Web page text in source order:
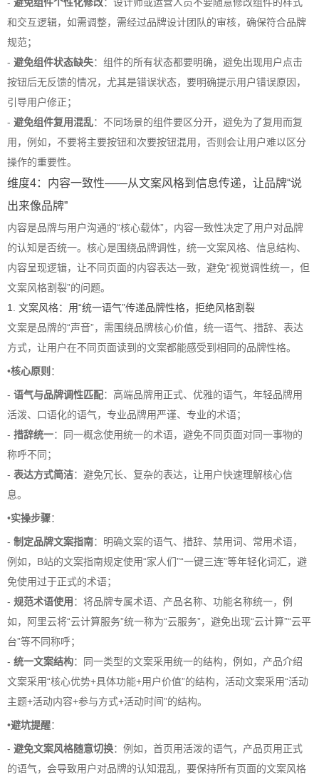
和交互逻辑，如需调整，需经过品牌设计团队的审核，确保符合品牌
规范；
- 避免组件状态缺失：组件的所有状态都要明确，避免出现用户点击
按钮后无反馈的情况，尤其是错误状态，要明确提示用户错误原因，
引导用户修正；
- 避免组件复用混乱：不同场景的组件要区分开，避免为了复用而复
用，例如，不要将主要按钮和次要按钮混用，否则会让用户难以区分
操作的重要性。
维度4：内容一致性——从文案风格到信息传递，让品牌“说
出来像品牌”
内容是品牌与用户沟通的“核心载体”，内容一致性决定了用户对品牌
的认知是否统一。核心是围绕品牌调性，统一文案风格、信息结构、
内容呈现逻辑，让不同页面的内容表达一致，避免“视觉调性统一，但
文案风格割裂”的问题。
1. 文案风格：用“统一语气”传递品牌性格，拒绝风格割裂
文案是品牌的“声音”，需围绕品牌核心价值，统一语气、措辞、表达
方式，让用户在不同页面读到的文案都能感受到相同的品牌性格。
•核心原则 ：
- 语气与品牌调性匹配：高端品牌用正式、优雅的语气，年轻品牌用
活泼、口语化的语气，专业品牌用严谨、专业的术语；
- 措辞统一：同一概念使用统一的术语，避免不同页面对同一事物的
称呼不同；
- 表达方式简洁：避免冗长、复杂的表达，让用户快速理解核心信
息。
•实操步骤：
- 制定品牌文案指南：明确文案的语气、措辞、禁用词、常用术语，
例如，B站的文案指南规定使用“家人们”“一键三连”等年轻化词汇，避
免使用过于正式的术语；
- 规范术语使用 ：将品牌专属术语、产品名称、功能名称统一，例
如，阿里云将“云计算服务”统一称为“云服务”，避免出现“云计算”“云平
台”等不同称呼；
- 统一文案结构：同一类型的文案采用统一的结构，例如，产品介绍
文案采用“核心优势+具体功能+用户价值”的结构，活动文案采用“活动
主题+活动内容+参与方式+活动时间”的结构。
•避坑提醒：
- 避免文案风格随意切换：例如，首页用活泼的语气，产品页用正式
的语气，会导致用户对品牌的认知混乱，要保持所有页面的文案风格